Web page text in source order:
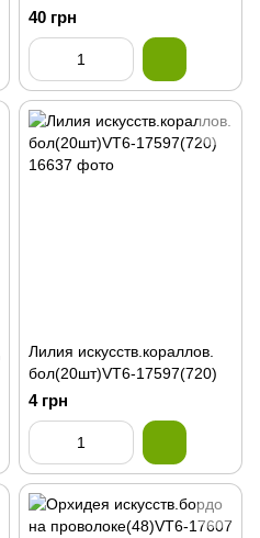
40 грн
Лилия искусств.кораллов.
бол(20шт)VT6-17597(720)
4 грн